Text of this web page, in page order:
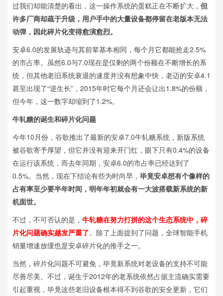
过我们却能清楚的看出，这一操作系统的蛋糕正在不断扩大， 但
许多厂商却疏于升级，用户手中的大量设备都停留在老版本无法
动弹，因此碎片化变得愈演愈烈。
安卓6.0的发展轨迹与其前辈基本相同，每个月它都能抢走2.5%
的市占率。虽然6.0与7.0现在是仅剩的两个份额在不断增长的系
统，但其他老旧系统衰退的速度并没有想象中快，老迈的安卓4.1
甚至出现了“逆生长”，2015年时它每个月还会让出1.8%的份额，
但今年，这一数字却缩到了1.2%。
牛轧糖的诞生和碎片化问题
今年10月份，谷歌推出了最新的安卓7.0牛轧糖系统，新版系统
被谷歌寄予厚望，但它并没有迎来开门红，眼下只有0.4%的设备
在运行该系统，而去年同期，安卓6.0的市占率已经达到了
0.5%。当然，现在下结论有些为时尚早， 毕竟安卓想有个像样的
占有率至少要半年时间，明年年初就会有一大波搭载新系统的新
机面世。
不过，不可否认的是， 牛轧糖在努力打拼的这个生态系统中，碎
片化问题确实越发严重了。除了上面提到了问题，全球智能手机
销量增速放缓也是安卓碎片化的推手之一。
当然，碎片化问题不可避免，毕竟新系统对老设备的支持不可能
尽善尽美。不过，诞生于2012年的老系统依然占据主流确实需要
引起重视，毕竟这些老旧设备根本得不到谷歌的安全更新，它们